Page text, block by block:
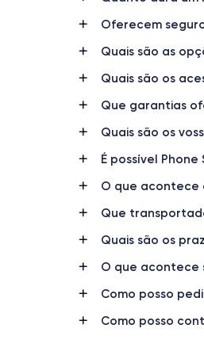
Écran
RAM
Nom de la puce
Apple A13 Bionic
GPU 4 cœurs
12 MP
Résolution vidéo
4K - 3840x2160px
Oferecem
Quais são as
Quais são os
Que garantias
Quais são os
É possível
O que acontece
Que
Quais são os
O que acontece
Como posso
Como posso